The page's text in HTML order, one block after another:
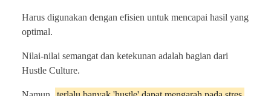
Harus digunakan dengan efisien untuk mencapai hasil yang
optimal.
Nilai-nilai semangat dan ketekunan adalah bagian dari
Hustle Culture.